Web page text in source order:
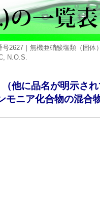
号2627｜無機亜硝酸塩類（固体
N.O.S.
他に品名が明示さ
モニア化合物の混合